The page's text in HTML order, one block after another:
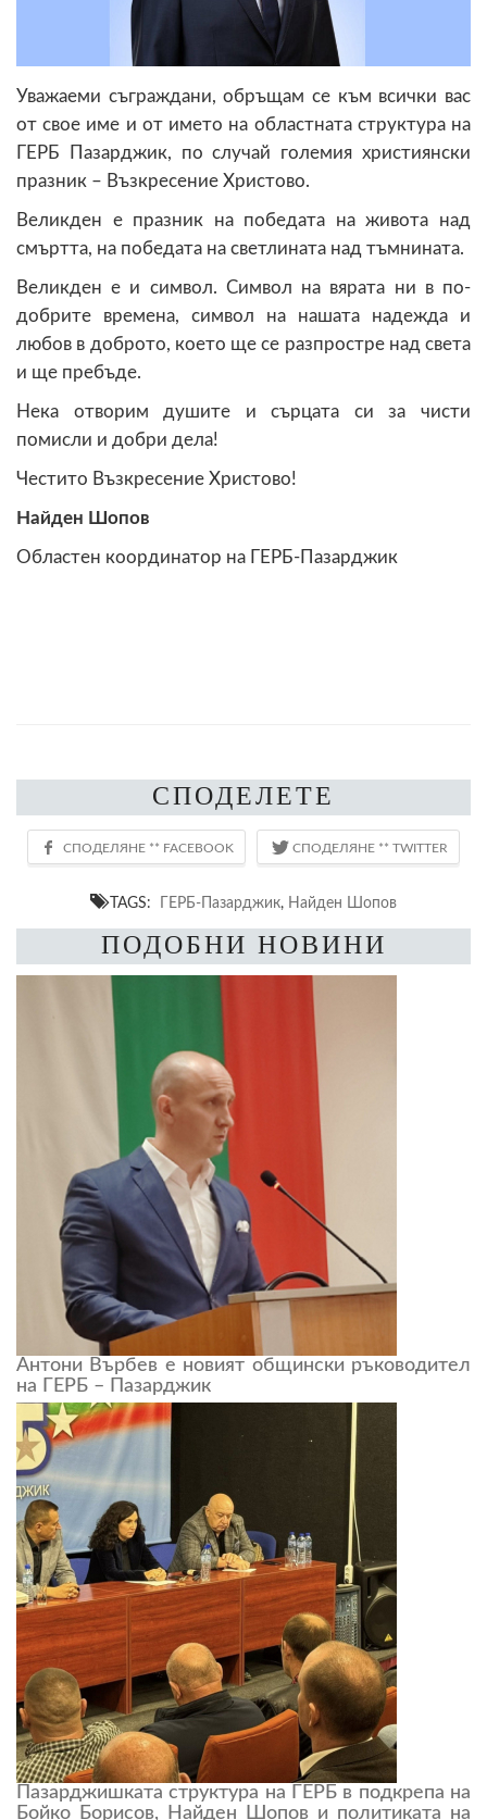
Уважаеми съграждани, обръщам се към всички вас
от свое име и от името на областната структура на
ГЕРБ Пазарджик, по случай големия християнски
празник – Възкресение Христово.
Великден е празник на победата на живота над
смъртта, на победата на светлината над тъмнината.
Великден е и символ. Символ на вярата ни в по-
добрите времена, символ на нашата надежда и
любов в доброто, което ще се разпростре над света
и ще пребъде.
Нека отворим душите и сърцата си за чисти
помисли и добри дела!
Честито Възкресение Христово!
Найден Шопов
Областен координатор на ГЕРБ-Пазарджик
СПОДЕЛЕТЕ
TAGS: ГЕРБ-Пазарджик, Найден Шопов
ПОДОБНИ НОВИНИ
Антони Върбев е новият общински ръководител
на ГЕРБ – Пазарджик
Пазарджишката структура на ГЕРБ в подкрепа на
Бойко Борисов, Найден Шопов и политиката на